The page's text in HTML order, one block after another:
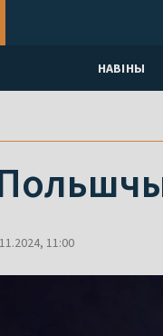
НАВІНЫ
11:00